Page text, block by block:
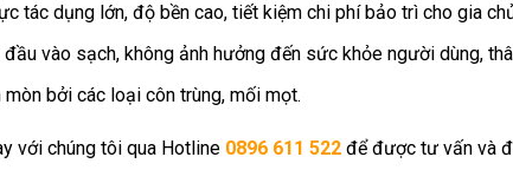
tác dụng lớn, độ bền cao, tiết kiệm chi phí bảo trì cho gia
đầu vào sạch, không ảnh hưởng đến sức khỏe người dùng,
mòn bởi các loại côn trùng, mối mọt.
với chúng tôi qua Hotline 0896 611 522 để được tư vấn và